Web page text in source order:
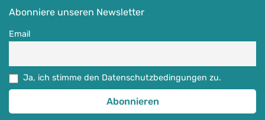
Ausgewählte MTB-Regionen MTB-Touren & MTB-Camps
Detail Anzeigen
Abonniere unseren Newsletter
Email
Ja, ich stimme den Datenschutzbedingungen zu.